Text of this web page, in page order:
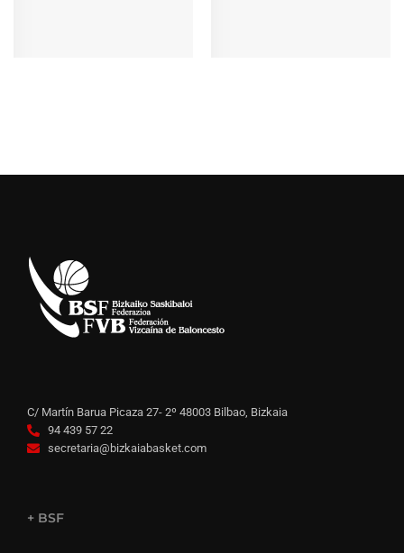
C/ Martín Barua Picaza 27- 2º 48003 Bilbao, Bizkaia
94 439 57 22
secretaria@bizkaiabasket.com
+ BSF